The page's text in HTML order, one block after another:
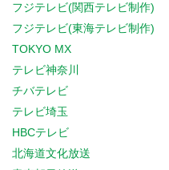
フジテレビ(関西テレビ制作)
フジテレビ(東海テレビ制作)
TOKYO MX
テレビ神奈川
チバテレビ
テレビ埼玉
HBCテレビ
北海道文化放送